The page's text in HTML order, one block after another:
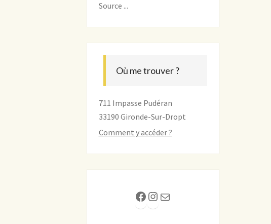
Source ...
Où me trouver ?
711 Impasse Pudéran
33190 Gironde-Sur-Dropt
Comment y accéder ?
Facebook
Instagram
E-mail